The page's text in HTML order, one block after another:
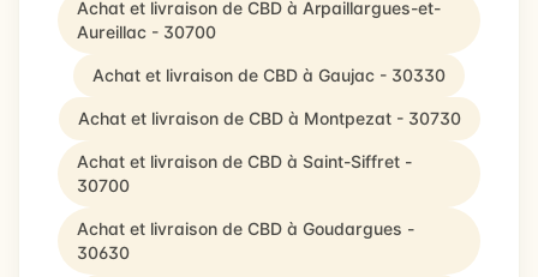
Achat et livraison de CBD à Arpaillargues-et-
Aureillac - 30700
Achat et livraison de CBD à Gaujac - 30330
Achat et livraison de CBD à Montpezat - 30730
Achat et livraison de CBD à Saint-Siffret -
30700
Achat et livraison de CBD à Goudargues -
30630